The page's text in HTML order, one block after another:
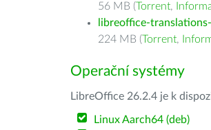
56 MB (Torrent,
libreoffice-
224 MB (Torrent,
Operační systémy
LibreOffice 26.2.4 je k
Linux Aarch64 (deb)